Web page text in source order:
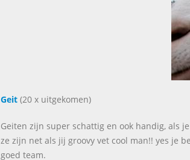
Geit(20 x uitgekomen)
Geiten zijn super schattig en ook handig, als
ze zijn net als jij groovy vet cool man!! yes je
goed team.